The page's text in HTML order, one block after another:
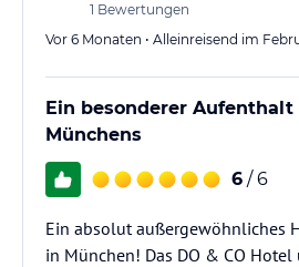
1 Bewertungen
Vor 6 Monaten • Alleinreisend im
Ein besonderer Aufenthalt
Münchens
6 / 6
Ein absolut außergewöhnliches
in München! Das DO & CO